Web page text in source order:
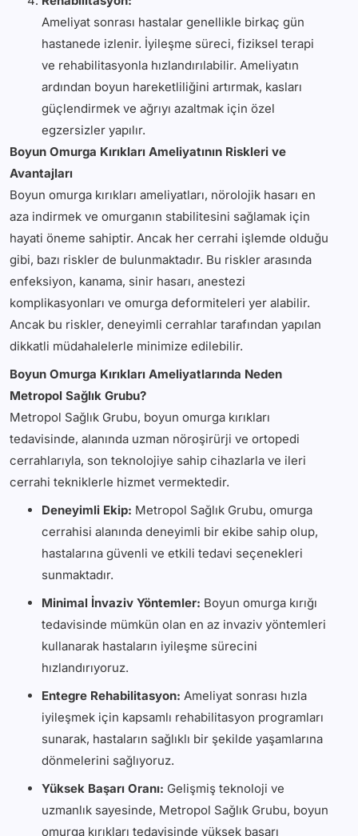
Ameliyat sonrası hastalar genellikle birkaç gün
hastanede izlenir. İyileşme süreci, fiziksel terapi
ve rehabilitasyonla hızlandırılabilir. Ameliyatın
ardından boyun hareketliliğini artırmak, kasları
güçlendirmek ve ağrıyı azaltmak için özel
egzersizler yapılır.
Boyun Omurga Kırıkları Ameliyatının Riskleri ve
Avantajları
Boyun omurga kırıkları ameliyatları, nörolojik hasarı en
aza indirmek ve omurganın stabilitesini sağlamak için
hayati öneme sahiptir. Ancak her cerrahi işlemde olduğu
gibi, bazı riskler de bulunmaktadır. Bu riskler arasında
enfeksiyon, kanama, sinir hasarı, anestezi
komplikasyonları ve omurga deformiteleri yer alabilir.
Ancak bu riskler, deneyimli cerrahlar tarafından yapılan
dikkatli müdahalelerle minimize edilebilir.
Boyun Omurga Kırıkları Ameliyatlarında Neden
Metropol Sağlık Grubu?
Metropol Sağlık Grubu, boyun omurga kırıkları
tedavisinde, alanında uzman nöroşirürji ve ortopedi
cerrahlarıyla, son teknolojiye sahip cihazlarla ve ileri
cerrahi tekniklerle hizmet vermektedir.
Deneyimli Ekip: Metropol Sağlık Grubu, omurga
cerrahisi alanında deneyimli bir ekibe sahip olup,
hastalarına güvenli ve etkili tedavi seçenekleri
sunmaktadır.
Minimal İnvaziv Yöntemler: Boyun omurga kırığı
tedavisinde mümkün olan en az invaziv yöntemleri
kullanarak hastaların iyileşme sürecini
hızlandırıyoruz.
Entegre Rehabilitasyon: Ameliyat sonrası hızla
iyileşmek için kapsamlı rehabilitasyon programları
sunarak, hastaların sağlıklı bir şekilde yaşamlarına
dönmelerini sağlıyoruz.
Yüksek Başarı Oranı: Gelişmiş teknoloji ve
uzmanlık sayesinde, Metropol Sağlık Grubu, boyun
omurga kırıkları tedavisinde yüksek başarı